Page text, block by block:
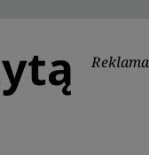
Reklama